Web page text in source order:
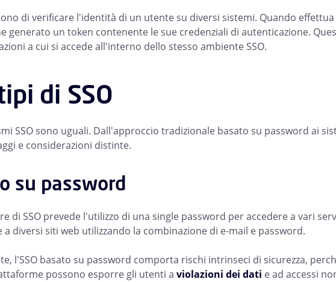
di verificare l'identità di un utente su diversi sistemi. Quando
generato un token contenente le sue credenziali di autenticazione.
a cui si accede all'interno dello stesso ambiente SSO.
di SSO
SSO sono uguali. Dall'approccio tradizionale basato su password ai
e considerazioni distinte.
su password
di SSO prevede l'utilizzo di una single password per accedere a vari
a diversi siti web utilizzando la combinazione di e-mail e password.
l'SSO basato su password comporta rischi intrinseci di sicurezza,
possono esporre gli utenti a violazioni dei dati e ad accessi